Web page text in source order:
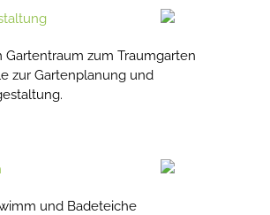
Gartentraum zum Traumgarten
zur Gartenplanung und
und Badeteiche